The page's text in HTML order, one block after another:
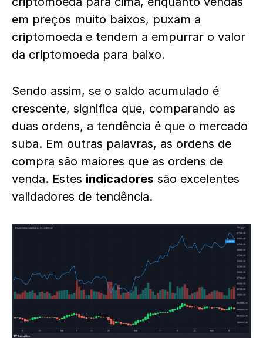
em preços muito baixos, puxam a
criptomoeda e tendem a empurrar o valor
da criptomoeda para baixo.
Sendo assim, se o saldo acumulado é
crescente, significa que, comparando as
duas ordens, a tendência é que o mercado
suba. Em outras palavras, as ordens de
compra são maiores que as ordens de
venda. Estes indicadores são excelentes
validadores de tendência.